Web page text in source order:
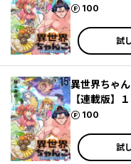
100
ポイント
試
異世界ちゃ
【連載版】１
100
ポイント
試